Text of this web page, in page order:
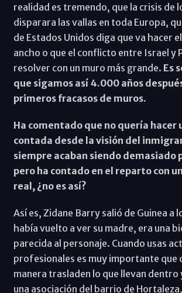
realidad es tremendo, que la crisis de
disparara las vallas en toda Europa,
de Estados Unidos diga que va hacer
ancho o que el conflicto entre Israel y
resolver con un muro más grande. Es
que sigamos así 4.000 años
primeros fracasos de muros.
Ha comentado que no quería hacer
contada desde la visión del
siempre acaban siendo demasiado
pero ha contado en el reparto con
real, ¿no es así?
Así es, Zidane Barry salió de Guinea a
había vuelto a ver su madre, era una
parecida al personaje. Cuando usas
profesionales es muy importante que
manera trasladen lo que llevan dentro
una asociación del barrio de